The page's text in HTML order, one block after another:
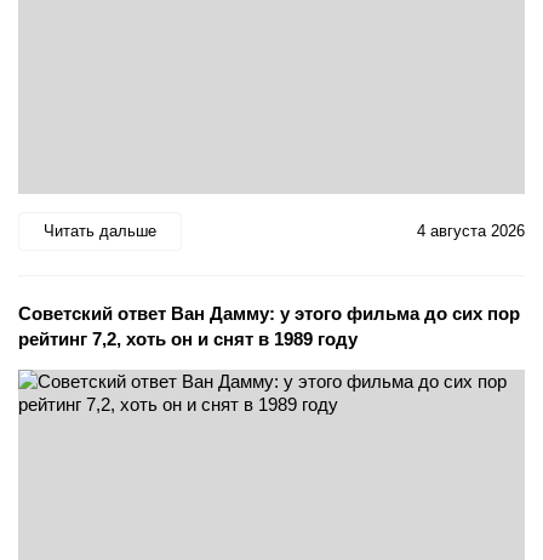
Читать дальше 4 августа 2026
Советский ответ Ван Дамму: у этого фильма до сих пор
рейтинг 7,2, хоть он и снят в 1989 году